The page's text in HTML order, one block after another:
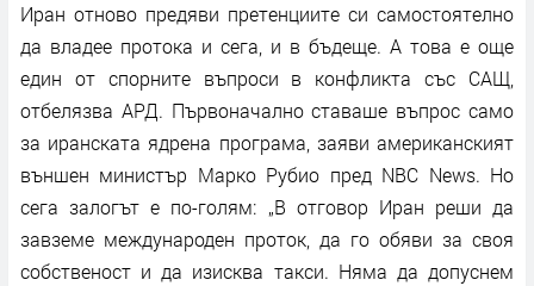
Иран отново предяви претенциите си самостоятелно
да владее протока и сега, и в бъдеще. А това е още
един от спорните въпроси в конфликта със САЩ,
отбелязва АРД. Първоначално ставаше въпрос само
за иранската ядрена програма, заяви американският
външен министър Марко Рубио пред NBC News. Но
сега залогът е по-голям: „В отговор Иран реши да
завземе международен проток, да го обяви за своя
собственост и да изисква такси. Няма да допуснем